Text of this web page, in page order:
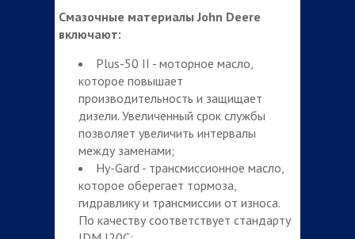
Смазочные материалы John Deere
включают:
Plus-50 II - моторное масло,
которое повышает
производительность и защищает
дизели. Увеличенный срок службы
позволяет увеличить интервалы
между заменами;
Hy-Gard - трансмиссионное масло,
которое оберегает тормоза,
гидравлику и трансмиссии от износа.
По качеству соответствует стандарту